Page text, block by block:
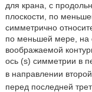
для крана, с
плоскости, по
симметрично
по меньшей мере, на
воображаемой
ось (s) симметрии в
в направлении
перед последней